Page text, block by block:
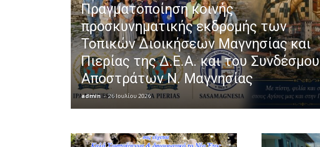
Πραγματοποίηση κοινής
προσκυνηματικής εκδρομής των
Τοπικών Διοικήσεων Μαγνησίας και
Πιερίας της Δ.Ε.Α. και του Συνδέσμου
Αποστράτων Ν. Μαγνησίας
admin - 26 Ιουλίου 2026